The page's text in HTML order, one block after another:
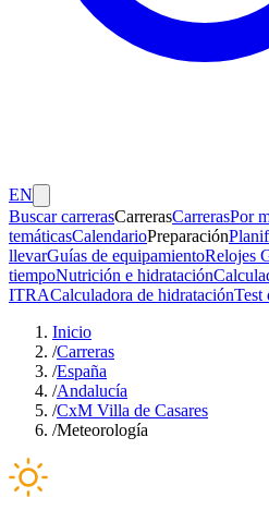
EN
Buscar carrerasCarrerasCarrerasPor
temáticasCalendarioPreparación
llevarGuías de equipamientoRelojes
tiempoNutrición e hidratación
ITRACalculadora de hidrataciónTest
Inicio
/Carreras
/España
/Andalucía
/CxM Villa de Casares
/Meteorología